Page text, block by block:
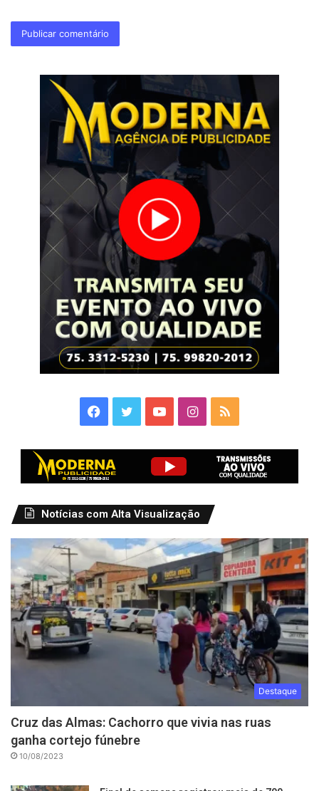
Facebook
TwitterYouTubeInstagram
RSS
Notícias com Alta Visualização
Destaque
Cruz das Almas: Cachorro que vivia nas ruas
ganha cortejo fúnebre
10/08/2023